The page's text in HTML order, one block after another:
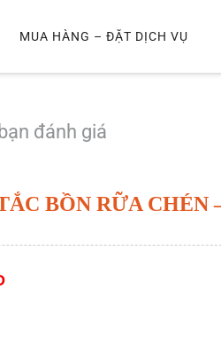
MUA HÀNG – ĐẶT DỊCH VỤ
đánh giá
BỒN RỮA CHÉN